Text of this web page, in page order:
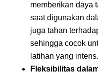
memberikan daya
saat digunakan
juga tahan
sehingga cocok
latihan yang intens.
Fleksibilitas